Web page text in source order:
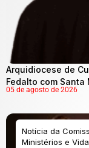
Arquidiocese de
Fedalto com Santa
05 de agosto de 2026
Notícia da
Ministérios e